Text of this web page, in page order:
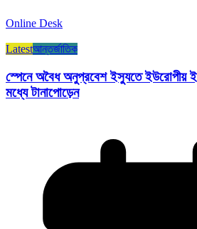
Online Desk
Latestআন্তর্জাতিক
স্পেনে অবৈধ অনুপ্রবেশ ইস্যুতে ইউরোপীয়
মধ্যে টানাপোড়েন